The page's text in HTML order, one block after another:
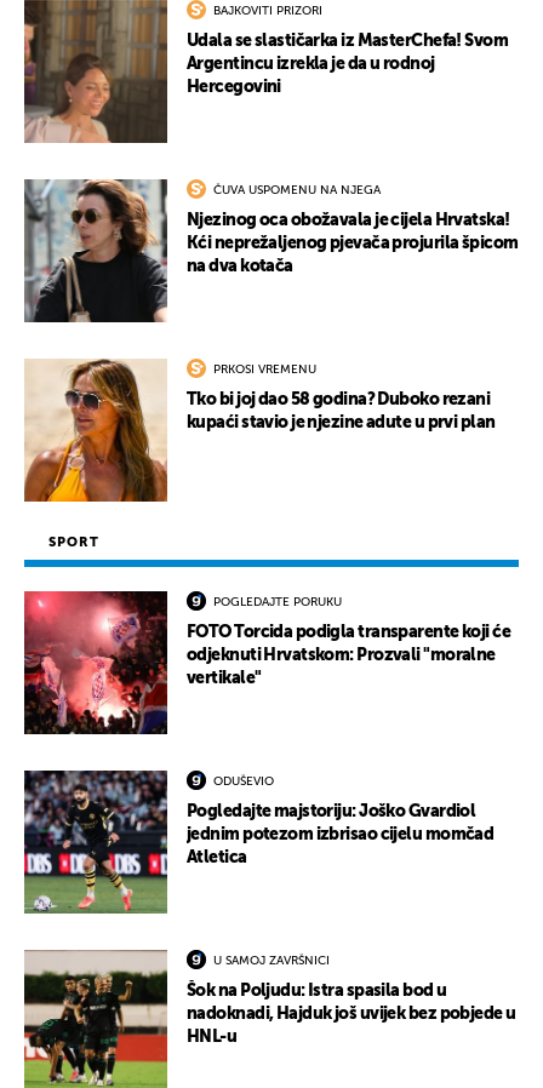
BAJKOVITI PRIZORI
Udala se slastičarka iz MasterChefa! Svom
Argentincu izrekla je da u rodnoj
Hercegovini
ČUVA USPOMENU NA NJEGA
Njezinog oca obožavala je cijela Hrvatska!
Kći neprežaljenog pjevača projurila špicom
na dva kotača
PRKOSI VREMENU
Tko bi joj dao 58 godina? Duboko rezani
kupaći stavio je njezine adute u prvi plan
SPORT
POGLEDAJTE PORUKU
FOTO Torcida podigla transparente koji će
odjeknuti Hrvatskom: Prozvali "moralne
vertikale"
ODUŠEVIO
Pogledajte majstoriju: Joško Gvardiol
jednim potezom izbrisao cijelu momčad
Atletica
U SAMOJ ZAVRŠNICI
Šok na Poljudu: Istra spasila bod u
nadoknadi, Hajduk još uvijek bez pobjede u
HNL-u